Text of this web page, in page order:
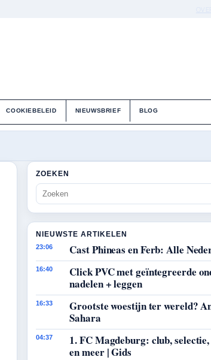
COOKIEBELEID NIEUWSBRIEF BLOG
ZOEKEN
NIEUWSTE ARTIKELEN
23:06 Cast Phineas en Ferb: Alle
16:40
Click PVC met geïntegreerde
nadelen + leggen
16:33
Grootste woestijn ter wereld?
Sahara
04:37
1. FC Magdeburg: club,
en meer | Gids